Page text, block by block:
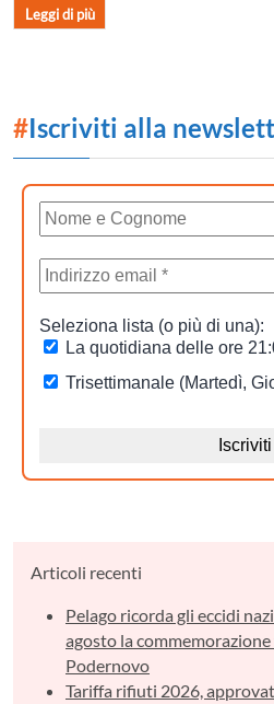
Leggi di più
#Iscriviti alla
Articoli recenti
Pelago ricorda gli eccidi
agosto la
Podernovo
Tariffa rifiuti 2026,